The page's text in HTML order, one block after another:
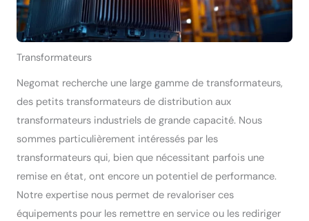
Transformateurs
Negomat recherche une large gamme de transformateurs,
des petits transformateurs de distribution aux
transformateurs industriels de grande capacité. Nous
sommes particulièrement intéressés par les
transformateurs qui, bien que nécessitant parfois une
remise en état, ont encore un potentiel de performance.
Notre expertise nous permet de revaloriser ces
équipements pour les remettre en service ou les rediriger